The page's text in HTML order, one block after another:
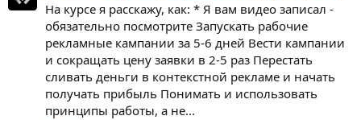
На курсе я расскажу, как: * Я вам видео записал -
обязательно посмотрите Запускать рабочие
рекламные кампании за 5-6 дней Вести кампании
и сокращать цену заявки в 2-5 раз Перестать
сливать деньги в контекстной рекламе и начать
получать прибыль Понимать и использовать
принципы работы, а не...